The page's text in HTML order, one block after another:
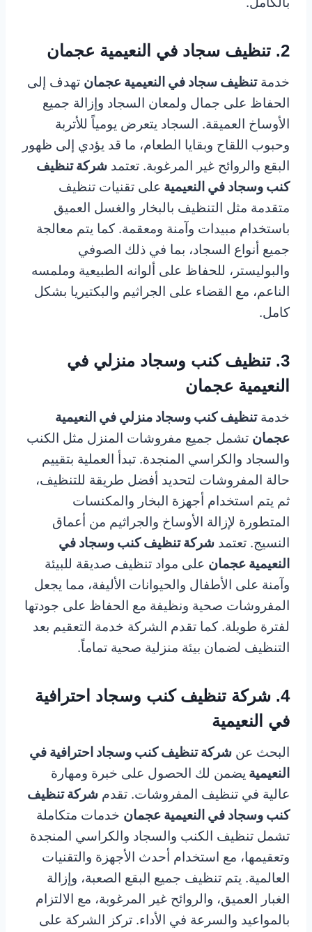
2. تنظيف سجاد في النعيمية عجمان
خدمةتنظيف سجاد في النعيمية عجمان تهدف إلى
الحفاظ على جمال ولمعان السجاد وإزالة جميع
الأوساخ العميقة. السجاد يتعرض يومياً للأتربة
وحبوب اللقاح وبقايا الطعام، ما قد يؤدي إلى ظهور
البقع والروائح غير المرغوبة. تعتمد شركة تنظيف
كنب وسجاد في النعيمية على تقنيات تنظيف
متقدمة مثل التنظيف بالبخار والغسل العميق
باستخدام مبيدات وآمنة ومعقمة. كما يتم معالجة
جميع أنواع السجاد، بما في ذلك الصوفي
والبوليستر، للحفاظ على ألوانه الطبيعية وملمسه
الناعم، مع القضاء على الجراثيم والبكتيريا بشكل
كامل.
3. تنظيف كنب وسجاد منزلي في
النعيمية عجمان
خدمةتنظيف كنب وسجاد منزلي في النعيمية
عجمان تشمل جميع مفروشات المنزل مثل الكنب
والسجاد والكراسي المنجدة. تبدأ العملية بتقييم
حالة المفروشات لتحديد أفضل طريقة للتنظيف،
ثم يتم استخدام أجهزة البخار والمكنسات
المتطورة لإزالة الأوساخ والجراثيم من أعماق
النسيج. تعتمد شركة تنظيف كنب وسجاد في
النعيمية عجمان على مواد تنظيف صديقة للبيئة
وآمنة على الأطفال والحيوانات الأليفة، مما يجعل
المفروشات صحية ونظيفة مع الحفاظ على جودتها
لفترة طويلة. كما تقدم الشركة خدمة التعقيم بعد
التنظيف لضمان بيئة منزلية صحية تماماً.
4. شركة تنظيف كنب وسجاد احترافية
في النعيمية
البحث عن شركة تنظيف كنب وسجاد احترافية في
النعيمية يضمن لك الحصول على خبرة ومهارة
عالية في تنظيف المفروشات. تقدم شركة تنظيف
كنب وسجاد في النعيمية عجمان خدمات متكاملة
تشمل تنظيف الكنب والسجاد والكراسي المنجدة
وتعقيمها، مع استخدام أحدث الأجهزة والتقنيات
العالمية. يتم تنظيف جميع البقع الصعبة، وإزالة
الغبار العميق، والروائح غير المرغوبة، مع الالتزام
بالمواعيد والسرعة في الأداء. تركز الشركة على